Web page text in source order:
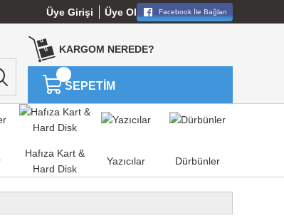
Üye Girişi Üye Ol Facebook İle Bağlan
KARGOM NEREDE?
SEPETİM
Hafıza Kart &
Hard Disk
Yazıcılar Dürbünler